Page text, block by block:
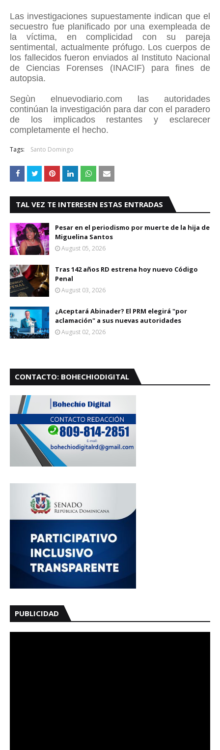
Las investigaciones supuestamente indican que el
secuestro fue planificado por una exempleada de
la víctima, en complicidad con su pareja
sentimental, actualmente prófugo. Los cuerpos de
los fallecidos fueron enviados al Instituto Nacional
de Ciencias Forenses (INACIF) para fines de
autopsia.
Segùn elnuevodiario.com las autoridades
continúan la investigación para dar con el paradero
de los implicados restantes y esclarecer
completamente el hecho.
Tags: Santo Domingo
TAL VEZ TE INTERESEN ESTAS ENTRADAS
Pesar en el periodismo por muerte de la hija de
Miguelina Santos
August 05, 2026
Tras 142 años RD estrena hoy nuevo Código
Penal
August 03, 2026
¿Aceptará Abinader? El PRM elegirá "por
aclamación" a sus nuevas autoridades
August 02, 2026
CONTACTO: BOHECHIODIGITAL
PUBLICIDAD